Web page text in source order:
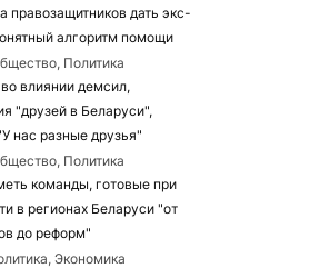
правозащитников дать экс-
алгоритм помощи
Политика
влиянии демсил,
"друзей в Беларуси",
нас разные друзья"
Политика
команды, готовые при
в регионах Беларуси "от
до реформ"
Экономика